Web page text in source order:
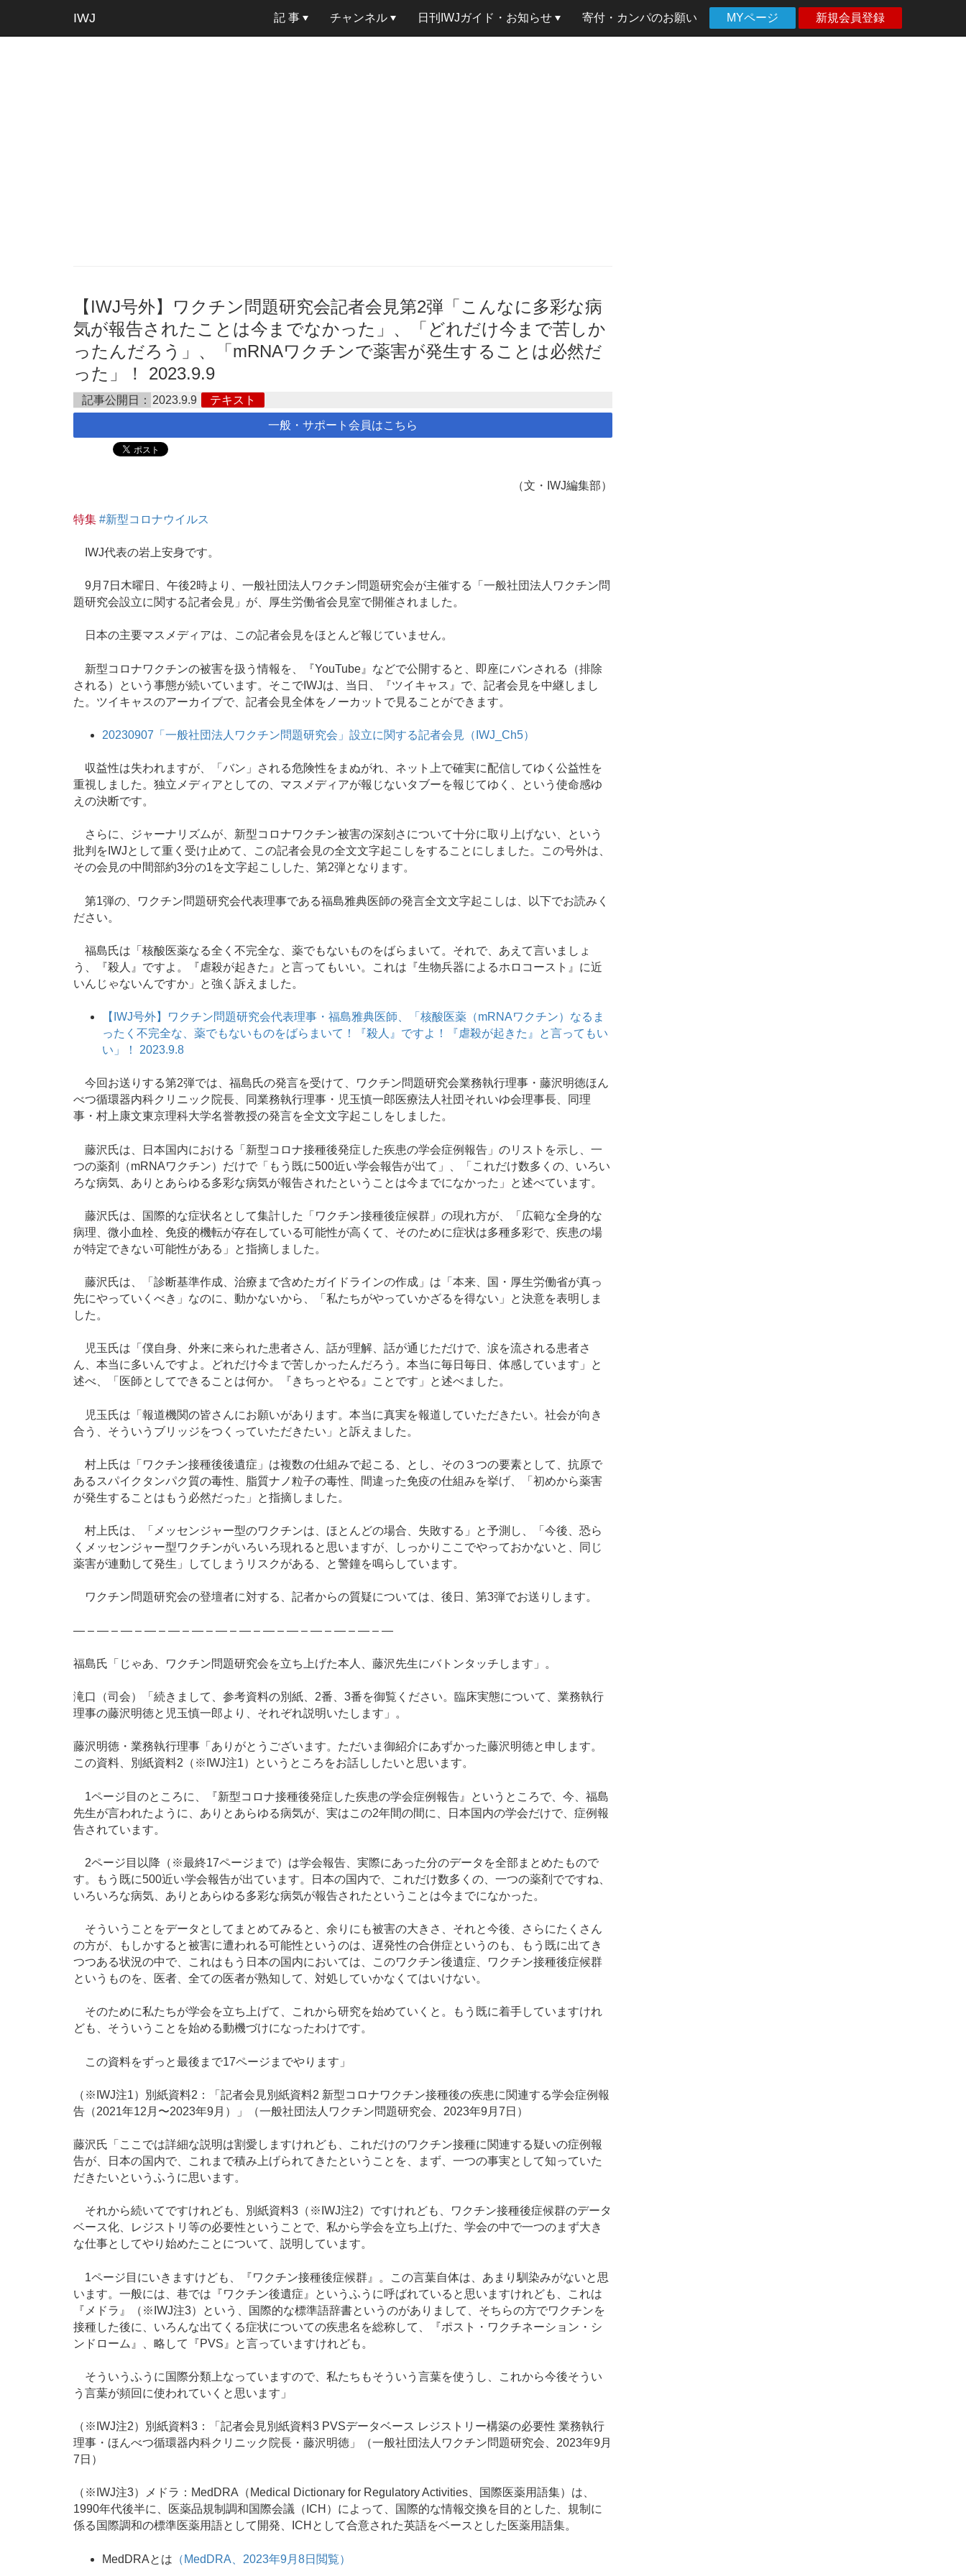
IWJ 記 事 チャンネル 日刊IWJガイド・お知らせ 寄付・カンパのお願い MYページ 新規会員登録
【IWJ号外】ワクチン問題研究会記者会見第2弾「こんなに多彩な病
気が報告されたことは今までなかった」、「どれだけ今まで苦しか
ったんだろう」、「mRNAワクチンで薬害が発生することは必然だ
った」！ 2023.9.9
記事公開日： 2023.9.9 テキスト
一般・サポート会員はこちら
（文・IWJ編集部）
特集 #新型コロナウイルス
IWJ代表の岩上安身です。
9月7日木曜日、午後2時より、一般社団法人ワクチン問題研究会が主催する「一般社団法人ワクチン問
題研究会設立に関する記者会見」が、厚生労働省会見室で開催されました。
日本の主要マスメディアは、この記者会見をほとんど報じていません。
新型コロナワクチンの被害を扱う情報を、『YouTube』などで公開すると、即座にバンされる（排除
される）という事態が続いています。そこでIWJは、当日、『ツイキャス』で、記者会見を中継しまし
た。ツイキャスのアーカイブで、記者会見全体をノーカットで見ることができます。
20230907「一般社団法人ワクチン問題研究会」設立に関する記者会見（IWJ_Ch5）
収益性は失われますが、「バン」される危険性をまぬがれ、ネット上で確実に配信してゆく公益性を
重視しました。独立メディアとしての、マスメディアが報じないタブーを報じてゆく、という使命感ゆ
えの決断です。
さらに、ジャーナリズムが、新型コロナワクチン被害の深刻さについて十分に取り上げない、という
批判をIWJとして重く受け止めて、この記者会見の全文文字起こしをすることにしました。この号外は、
その会見の中間部約3分の1を文字起こしした、第2弾となります。
第1弾の、ワクチン問題研究会代表理事である福島雅典医師の発言全文文字起こしは、以下でお読みく
ださい。
福島氏は「核酸医薬なる全く不完全な、薬でもないものをばらまいて。それで、あえて言いましょ
う、『殺人』ですよ。『虐殺が起きた』と言ってもいい。これは『生物兵器によるホロコースト』に近
いんじゃないんですか」と強く訴えました。
【IWJ号外】ワクチン問題研究会代表理事・福島雅典医師、「核酸医薬（mRNAワクチン）なるま
ったく不完全な、薬でもないものをばらまいて！『殺人』ですよ！『虐殺が起きた』と言ってもい
い」！ 2023.9.8
今回お送りする第2弾では、福島氏の発言を受けて、ワクチン問題研究会業務執行理事・藤沢明徳ほん
べつ循環器内科クリニック院長、同業務執行理事・児玉慎一郎医療法人社団それいゆ会理事長、同理
事・村上康文東京理科大学名誉教授の発言を全文文字起こしをしました。
藤沢氏は、日本国内における「新型コロナ接種後発症した疾患の学会症例報告」のリストを示し、一
つの薬剤（mRNAワクチン）だけで「もう既に500近い学会報告が出て」、「これだけ数多くの、いろい
ろな病気、ありとあらゆる多彩な病気が報告されたということは今までになかった」と述べています。
藤沢氏は、国際的な症状名として集計した「ワクチン接種後症候群」の現れ方が、「広範な全身的な
病理、微小血栓、免疫的機転が存在している可能性が高くて、そのために症状は多種多彩で、疾患の場
が特定できない可能性がある」と指摘しました。
藤沢氏は、「診断基準作成、治療まで含めたガイドラインの作成」は「本来、国・厚生労働省が真っ
先にやっていくべき」なのに、動かないから、「私たちがやっていかざるを得ない」と決意を表明しま
した。
児玉氏は「僕自身、外来に来られた患者さん、話が理解、話が通じただけで、涙を流される患者さ
ん、本当に多いんですよ。どれだけ今まで苦しかったんだろう。本当に毎日毎日、体感しています」と
述べ、「医師としてできることは何か。『きちっとやる』ことです」と述べました。
児玉氏は「報道機関の皆さんにお願いがあります。本当に真実を報道していただきたい。社会が向き
合う、そういうブリッジをつくっていただきたい」と訴えました。
村上氏は「ワクチン接種後後遺症」は複数の仕組みで起こる、とし、その３つの要素として、抗原で
あるスパイクタンパク質の毒性、脂質ナノ粒子の毒性、間違った免疫の仕組みを挙げ、「初めから薬害
が発生することはもう必然だった」と指摘しました。
村上氏は、「メッセンジャー型のワクチンは、ほとんどの場合、失敗する」と予測し、「今後、恐ら
くメッセンジャー型ワクチンがいろいろ現れると思いますが、しっかりここでやっておかないと、同じ
薬害が連動して発生」してしまうリスクがある、と警鐘を鳴らしています。
ワクチン問題研究会の登壇者に対する、記者からの質疑については、後日、第3弾でお送りします。
― – ― – ― – ― – ― – ― – ― – ― – ― – ― – ― – ― – ― – ―
福島氏「じゃあ、ワクチン問題研究会を立ち上げた本人、藤沢先生にバトンタッチします」。
滝口（司会）「続きまして、参考資料の別紙、2番、3番を御覧ください。臨床実態について、業務執行
理事の藤沢明徳と児玉慎一郎より、それぞれ説明いたします」。
藤沢明徳・業務執行理事「ありがとうございます。ただいま御紹介にあずかった藤沢明徳と申します。
この資料、別紙資料2（※IWJ注1）というところをお話ししたいと思います。
1ページ目のところに、『新型コロナ接種後発症した疾患の学会症例報告』というところで、今、福島
先生が言われたように、ありとあらゆる病気が、実はこの2年間の間に、日本国内の学会だけで、症例報
告されています。
2ページ目以降（※最終17ページまで）は学会報告、実際にあった分のデータを全部まとめたもので
す。もう既に500近い学会報告が出ています。日本の国内で、これだけ数多くの、一つの薬剤でですね、
いろいろな病気、ありとあらゆる多彩な病気が報告されたということは今までになかった。
そういうことをデータとしてまとめてみると、余りにも被害の大きさ、それと今後、さらにたくさん
の方が、もしかすると被害に遭われる可能性というのは、遅発性の合併症というのも、もう既に出てき
つつある状況の中で、これはもう日本の国内においては、このワクチン後遺症、ワクチン接種後症候群
というものを、医者、全ての医者が熟知して、対処していかなくてはいけない。
そのために私たちが学会を立ち上げて、これから研究を始めていくと。もう既に着手していますけれ
ども、そういうことを始める動機づけになったわけです。
この資料をずっと最後まで17ページまでやります」
（※IWJ注1）別紙資料2：「記者会見別紙資料2 新型コロナワクチン接種後の疾患に関連する学会症例報
告（2021年12月〜2023年9月）」（一般社団法人ワクチン問題研究会、2023年9月7日）
藤沢氏「ここでは詳細な説明は割愛しますけれども、これだけのワクチン接種に関連する疑いの症例報
告が、日本の国内で、これまで積み上げられてきたということを、まず、一つの事実として知っていた
だきたいというふうに思います。
それから続いてですけれども、別紙資料3（※IWJ注2）ですけれども、ワクチン接種後症候群のデータ
ベース化、レジストリ等の必要性ということで、私から学会を立ち上げた、学会の中で一つのまず大き
な仕事としてやり始めたことについて、説明しています。
1ページ目にいきますけども、『ワクチン接種後症候群』。この言葉自体は、あまり馴染みがないと思
います。一般には、巷では『ワクチン後遺症』というふうに呼ばれていると思いますけれども、これは
『メドラ』（※IWJ注3）という、国際的な標準語辞書というのがありまして、そちらの方でワクチンを
接種した後に、いろんな出てくる症状についての疾患名を総称して、『ポスト・ワクチネーション・シ
ンドローム』、略して『PVS』と言っていますけれども。
そういうふうに国際分類上なっていますので、私たちもそういう言葉を使うし、これから今後そうい
う言葉が頻回に使われていくと思います」
（※IWJ注2）別紙資料3：「記者会見別紙資料3 PVSデータベース レジストリー構築の必要性 業務執行
理事・ほんべつ循環器内科クリニック院長・藤沢明徳」（一般社団法人ワクチン問題研究会、2023年9月
7日）
（※IWJ注3）メドラ：MedDRA（Medical Dictionary for Regulatory Activities、国際医薬用語集）は、
1990年代後半に、医薬品規制調和国際会議（ICH）によって、国際的な情報交換を目的とした、規制に
係る国際調和の標準医薬用語として開発、ICHとして合意された英語をベースとした医薬用語集。
MedDRAとは （MedDRA、2023年9月8日閲覧）